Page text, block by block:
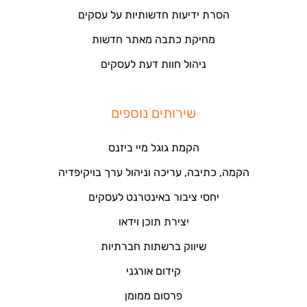
הסרת ידיעות חדשותיות על עסקים
מחיקת כתבה מאתר חדשות
ניהול חוות דעת לעסקים
שירותים נוספים
הקמת גוגל מיי ביזנס
הקמה, כתיבה, עריכה וניהול ערך בויקיפדיה
יחסי ציבור באינטרנט לעסקים
יצירת תוכן וידאו
שיווק ברשתות חברתיות
קידום אורגני
פרסום ממומן